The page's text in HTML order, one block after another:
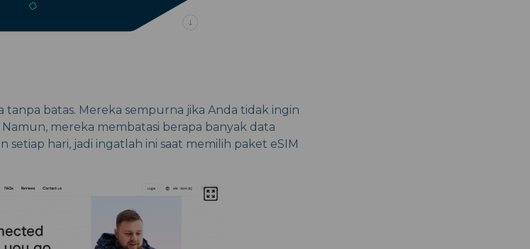
batas. Mereka sempurna jika Anda tidak ingin
mereka membatasi berapa banyak data
setiap hari, jadi ingatlah ini saat memilih paket eSIM